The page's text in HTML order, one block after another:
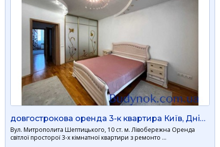
довгострокова оренда 3-к квартира Київ, Дніпровський, 800 $/міс.
Вул. Митрополита Шептицького, 10 ст. м. Лівобережна Оренда
світлої просторої 3-х кімнатної квартири з ремонто …